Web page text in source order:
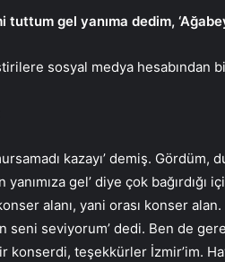
gel yanıma dedim,
sosyal medya hesabından
kazayı’ demiş. Gördüm,
gel’ diye çok bağırdığı
alanı, yani orası konser
seni seviyorum’ dedi. Ben de
konserdi, teşekkürler İzmir’im.